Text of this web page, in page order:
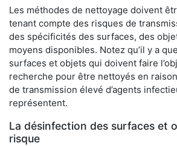
Les méthodes de nettoyage doivent
tenant compte des risques de
des spécificités des surfaces, des
moyens disponibles. Notez qu’il y a
surfaces et objets qui doivent faire
recherche pour être nettoyés en
de transmission élevé d’agents
représentent.
La désinfection des surfaces et
risque